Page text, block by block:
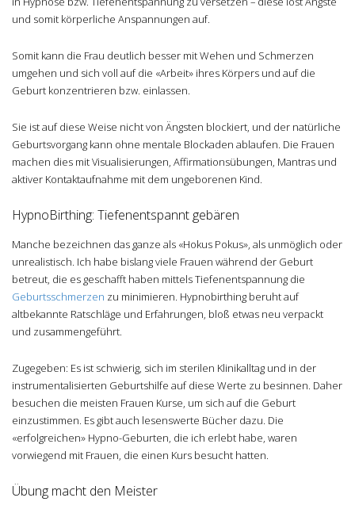
und somit körperliche Anspannungen auf.
Somit kann die Frau deutlich besser mit Wehen und Schmerzen
umgehen und sich voll auf die «Arbeit» ihres Körpers und auf die
Geburt konzentrieren bzw. einlassen.
Sie ist auf diese Weise nicht von Ängsten blockiert, und der natürliche
Geburtsvorgang kann ohne mentale Blockaden ablaufen. Die Frauen
machen dies mit Visualisierungen, Affirmationsübungen, Mantras und
aktiver Kontaktaufnahme mit dem ungeborenen Kind.
HypnoBirthing: Tiefenentspannt gebären
Manche bezeichnen das ganze als «Hokus Pokus», als unmöglich oder
unrealistisch. Ich habe bislang viele Frauen während der Geburt
betreut, die es geschafft haben mittels Tiefenentspannung die
Geburtsschmerzen zu minimieren. Hypnobirthing beruht auf
altbekannte Ratschläge und Erfahrungen, bloß etwas neu verpackt
und zusammengeführt.
Zugegeben: Es ist schwierig, sich im sterilen Klinikalltag und in der
instrumentalisierten Geburtshilfe auf diese Werte zu besinnen. Daher
besuchen die meisten Frauen Kurse, um sich auf die Geburt
einzustimmen. Es gibt auch lesenswerte Bücher dazu. Die
«erfolgreichen» Hypno-Geburten, die ich erlebt habe, waren
vorwiegend mit Frauen, die einen Kurs besucht hatten.
Übung macht den Meister